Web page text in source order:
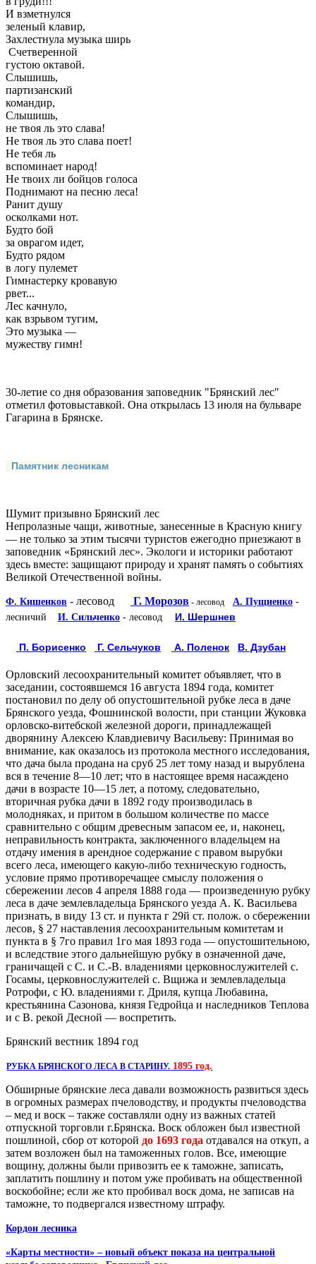
И взметнулся
зеленый клавир,
Захлестнула музыка ширь
Счетверенной
густою октавой.
Слышишь,
партизанский
командир,
Слышишь,
не твоя ль это слава!
Не твоя ль это слава поет!
Не тебя ль
вспоминает народ!
Не твоих ли бойцов голоса
Поднимают на песню леса!
Ранит душу
осколками нот.
Будто бой
за оврагом идет,
Будто рядом
в логу пулемет
Гимнастерку кровавую
рвет...
Лес качнуло,
как взрьвом тугим,
Это музыка —
мужеству гимн!
30-летие со дня образования заповедник "Брянский лес"
отметил фотовыставкой. Она открылась 13 июля на бульваре
Гагарина в Брянске.
Памятник лесникам
Шумит призывно Брянский лес
Непролазные чащи, животные, занесенные в Красную книгу
— не только за этим тысячи туристов ежегодно приезжают в
заповедник «Брянский лес». Экологи и историки работают
здесь вместе: защищают природу и хранят память о событиях
Великой Отечественной войны.
Ф. Кишенков - лесовод Г. Морозов - лесовод А. Пущиенко -
лесничий И. Сильченко - лесовод И. Шершнев
П. Борисенко Г. Сельчуков А. Поленок В. Дзубан
Орловский лесоохранительный комитет объявляет, что в
заседании, состоявшемся 16 августа 1894 года, комитет
постановил по делу об опустошительной рубке леса в даче
Брянского уезда, Фошнинской волости, при станции Жуковка
орловско-витебской железной дороги, принадлежащей
дворянину Алексею Клавдиевичу Васильеву: Принимая во
внимание, как оказалось из протокола местного исследования,
что дача была продана на сруб 25 лет тому назад и вырублена
вся в течение 8—10 лет; что в настоящее время насаждено
дачи в возрасте 10—15 лет, а потому, следовательно,
вторичная рубка дачи в 1892 году производилась в
молодняках, и притом в большом количестве по массе
сравнительно с общим древесным запасом ее, и, наконец,
неправильность контракта, заключенного владельцем на
отдачу имения в арендное содержание с правом вырубки
всего леса, имеющего какую-либо техническую годность,
условие прямо противоречащее смыслу положения о
сбережении лесов 4 апреля 1888 года — произведенную рубку
леса в даче землевладельца Брянского уезда А. К. Васильева
признать, в виду 13 ст. и пункта г 29й ст. полож. о сбережении
лесов, § 27 наставления лесоохранительным комитетам и
пункта в § 7го правил 1го мая 1893 года — опустошительною,
и вследствие этого дальнейшую рубку в означенной даче,
граничащей с С. и С.-В. владениями церковнослужителей с.
Госамы, церковнослужителей с. Вщижа и землевладельца
Ротрофи, с Ю. владениями г. Дриля, купца Любавина,
крестьянина Сазонова, князя Гедройца и наследников Теплова
и с В. рекой Десной — воспретить.
Брянский вестник 1894 год
РУБКА БРЯНСКОГО ЛЕСА В СТАРИНУ. 1895 год.
Обширные брянские леса давали возможность развиться здесь
в огромных размерах пчеловодству, и продукты пчеловодства
– мед и воск – также составляли одну из важных статей
отпускной торговли г.Брянска. Воск обложен был известной
пошлиной, сбор от которой до 1693 года отдавался на откуп, а
затем возложен был на таможенных голов. Все, имеющие
вощину, должны были привозить ее к таможне, записать,
заплатить пошлину и потом уже пробивать на общественной
воскобойне; если же кто пробивал воск дома, не записав на
таможне, то подвергался известному штрафу.
Кордон лесника
«Карты местности» – новый объект показа на центральной